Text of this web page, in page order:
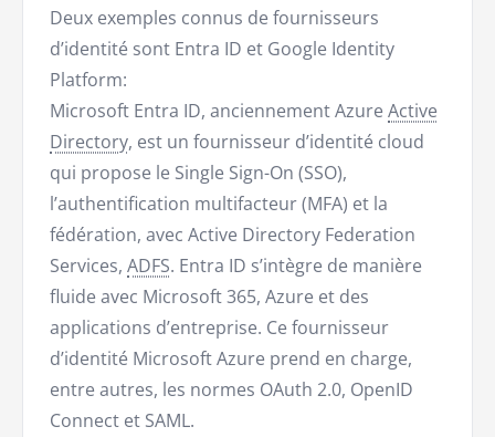
Deux exemples connus de fournisseurs
d’identité sont Entra ID et Google Identity
Platform:
Microsoft Entra ID, anciennement Azure Active
Directory, est un fournisseur d’identité cloud
qui propose le Single Sign-On (SSO),
l’authentification multifacteur (MFA) et la
fédération, avec Active Directory Federation
Services, ADFS. Entra ID s’intègre de manière
fluide avec Microsoft 365, Azure et des
applications d’entreprise. Ce fournisseur
d’identité Microsoft Azure prend en charge,
entre autres, les normes OAuth 2.0, OpenID
Connect et SAML.